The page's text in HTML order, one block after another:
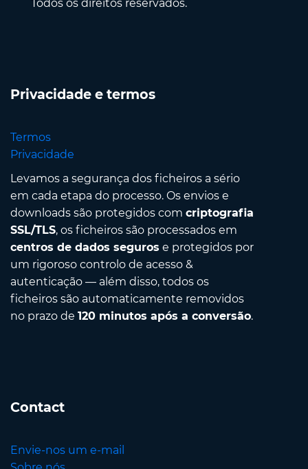
Todos os direitos reservados.
Privacidade e termos
Termos
Privacidade
Levamos a segurança dos ficheiros a sério
em cada etapa do processo. Os envios e
downloads são protegidos com criptografia
SSL/TLS, os ficheiros são processados em
centros de dados seguros e protegidos por
um rigoroso controlo de acesso &
autenticação — além disso, todos os
ficheiros são automaticamente removidos
no prazo de 120 minutos após a conversão.
Contact
Envie-nos um e-mail